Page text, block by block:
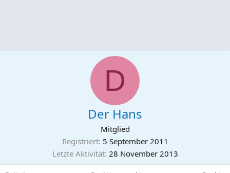
D
Der Hans
Mitglied
Registriert 5 September 2011
Letzte Aktivität 28 November 2013